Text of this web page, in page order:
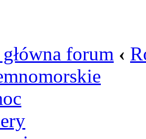
forum ‹